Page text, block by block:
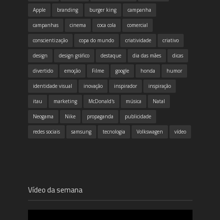
Apple branding burger king campanha
campanhas cinema coca cola comercial
conscientização copa do mundo criatividade criativo
design design gráfico destaque dia das mães dicas
divertido emoção Filme google honda humor
identidade visual inovação inspirador inspiração
itau marketing McDonald's música Natal
Neogama Nike propaganda publicidade
redes sociais samsung tecnologia Volkswagen vídeo
Vídeo da semana